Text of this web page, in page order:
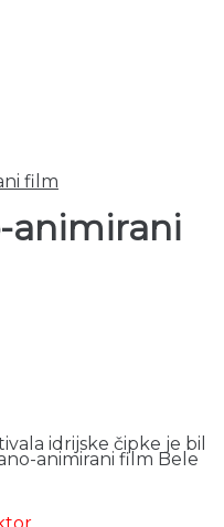
film
animirani
idrijske čipke je bil
animirani film Bele